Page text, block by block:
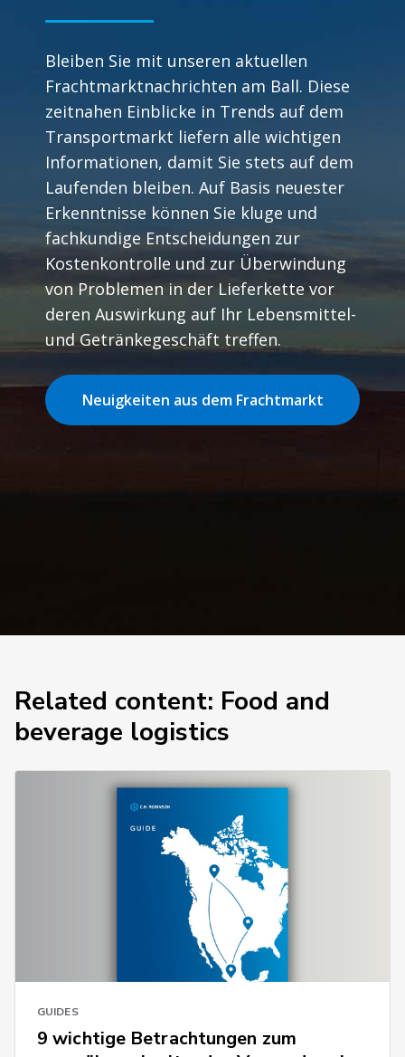
Bleiben Sie mit unseren aktuellen
Frachtmarktnachrichten am Ball. Diese
zeitnahen Einblicke in Trends auf dem
Transportmarkt liefern alle wichtigen
Informationen, damit Sie stets auf dem
Laufenden bleiben. Auf Basis neuester
Erkenntnisse können Sie kluge und
fachkundige Entscheidungen zur
Kostenkontrolle und zur Überwindung
von Problemen in der Lieferkette vor
deren Auswirkung auf Ihr Lebensmittel-
und Getränkegeschäft treffen.
Neuigkeiten aus dem Frachtmarkt
Related content: Food and
beverage logistics
GUIDES
9 wichtige Betrachtungen zum